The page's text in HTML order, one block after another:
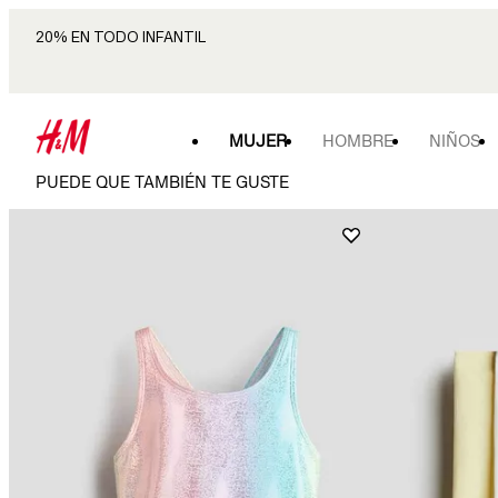
20% EN TODO INFANTIL
MUJER HOMBRE NIÑOS
PUEDE QUE TAMBIÉN TE GUSTE